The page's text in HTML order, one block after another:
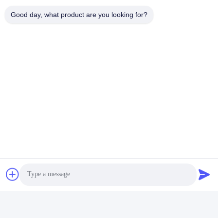
Chính sách bảo mật
Good day, what product are you looking for?